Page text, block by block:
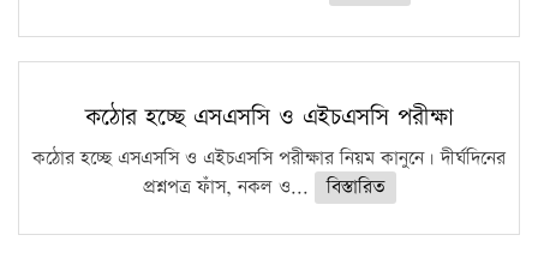
কঠোর হচ্ছে এসএসসি ও এইচএসসি পরীক্ষা
কঠোর হচ্ছে এসএসসি ও এইচএসসি পরীক্ষার নিয়ম কানুনে। দীর্ঘদিনের
প্রশ্নপত্র ফাঁস, নকল ও...
বিস্তারিত